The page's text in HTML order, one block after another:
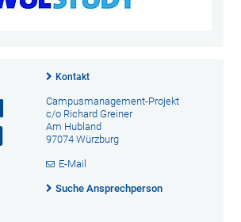
Kontakt
Campusmanagement-Projekt
c/o Richard Greiner
Am Hubland
97074 Würzburg
E-Mail
Suche Ansprechperson